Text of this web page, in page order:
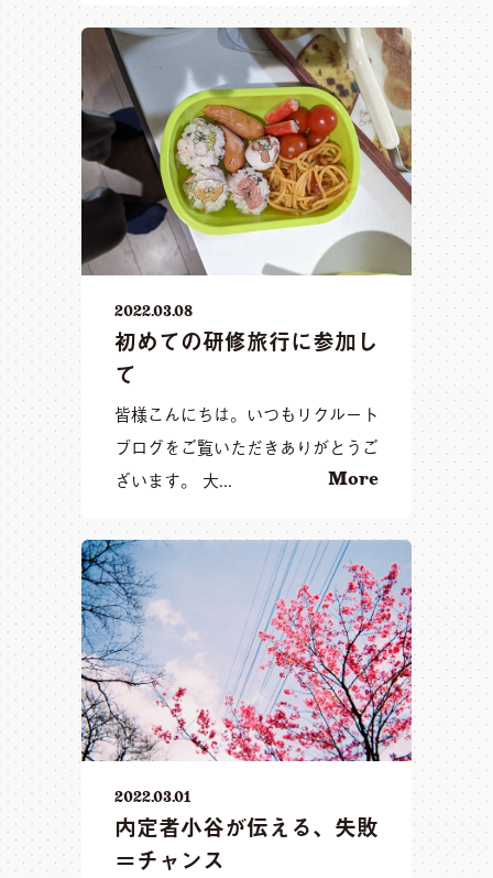
2022.03.08
初めての研修旅行に参加し
て
皆様こんにちは。いつもリクルート
ブログをご覧いただきありがとうご
ざいます。 大...
More
2022.03.01
内定者小谷が伝える、失敗
＝チャンス